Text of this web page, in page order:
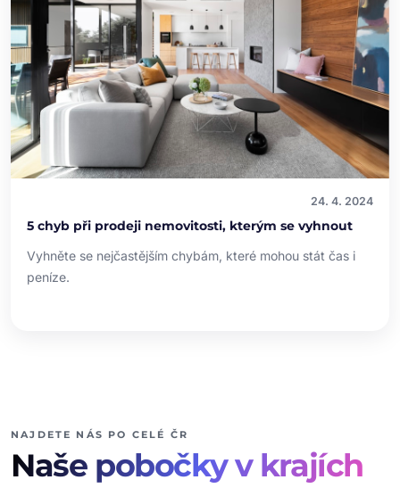
24. 4. 2024
5 chyb při prodeji nemovitosti, kterým se vyhnout
Vyhněte se nejčastějším chybám, které mohou stát čas i
peníze.
NAJDETE NÁS PO CELÉ ČR
Naše pobočky v krajích